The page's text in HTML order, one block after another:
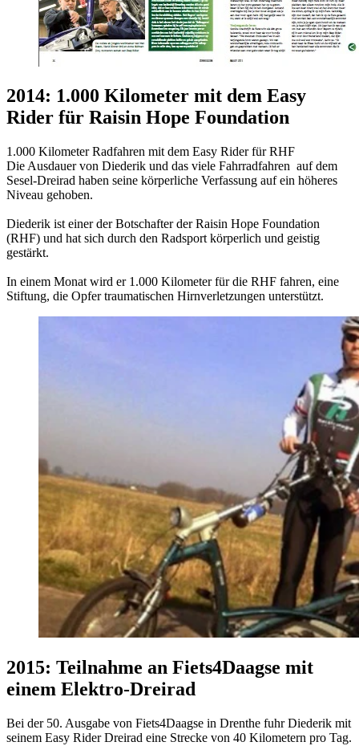
2014: 1.000 Kilometer mit dem Easy
Rider für Raisin Hope Foundation
1.000 Kilometer Radfahren mit dem Easy Rider für RHF
Die Ausdauer von Diederik und das viele Fahrradfahren auf dem
Sesel-Dreirad haben seine körperliche Verfassung auf ein höheres
Niveau gehoben.
Diederik ist einer der Botschafter der Raisin Hope Foundation
(RHF) und hat sich durch den Radsport körperlich und geistig
gestärkt.
In einem Monat wird er 1.000 Kilometer für die RHF fahren, eine
Stiftung, die Opfer traumatischen Hirnverletzungen unterstützt.
2015: Teilnahme an Fiets4Daagse mit
einem Elektro-Dreirad
Bei der 50. Ausgabe von Fiets4Daagse in Drenthe fuhr Diederik mit
seinem Easy Rider Dreirad eine Strecke von 40 Kilometern pro Tag.